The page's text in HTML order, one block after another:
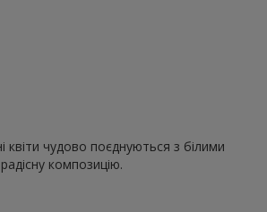
чудово поєднуються з білими
композицію.